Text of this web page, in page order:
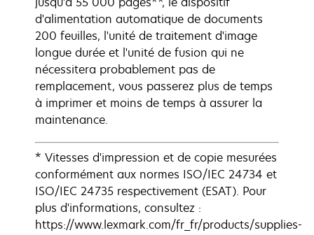
d'alimentation automatique de documents
200 feuilles, l'unité de traitement d'image
longue durée et l'unité de fusion qui ne
nécessitera probablement pas de
remplacement, vous passerez plus de temps
à imprimer et moins de temps à assurer la
maintenance.
* Vitesses d'impression et de copie mesurées
conformément aux normes ISO/IEC 24734 et
ISO/IEC 24735 respectivement (ESAT). Pour
plus d'informations, consultez :
https://www.lexmark.com/fr_fr/products/supplies-